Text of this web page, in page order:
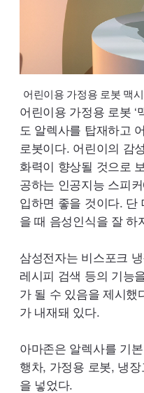
어린이용 가정용 로봇 맥
어린이용 가정용 로봇 ‘
도 알렉사를 탑재하고
로봇이다. 어린이의 감
화력이 향상될 것으로
공하는 인공지능 스피
입하면 좋을 것이다. 단
을 때 음성인식을 잘 하
삼성전자는 비스포크
레시피 검색 등의 기능
가 될 수 있음을 제시했
가 내재돼 있다.
아마존은 알렉사를 기
행차, 가정용 로봇, 냉
을 넣었다.